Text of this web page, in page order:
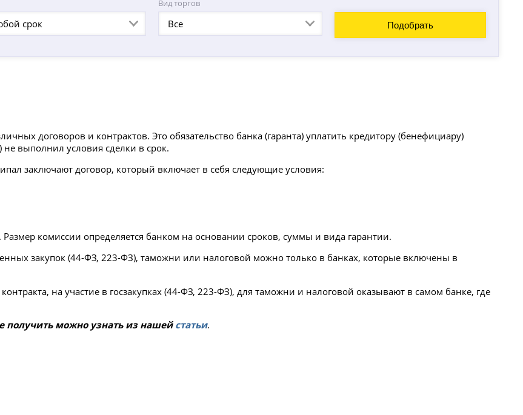
срок
Вид торгов
Все Подобрать
договоров и контрактов. Это обязательство банка (гаранта) уплатить кредитору (бенефициару)
выполнил условия сделки в срок.
заключают договор, который включает в себя следующие условия:
комиссии определяется банком на основании сроков, суммы и вида гарантии.
закупок (44-ФЗ, 223-ФЗ), таможни или налоговой можно только в банках, которые включены в
на участие в госзакупках (44-ФЗ, 223-ФЗ), для таможни и налоговой оказывают в самом банке, где
получить можно узнать из нашей статьи.